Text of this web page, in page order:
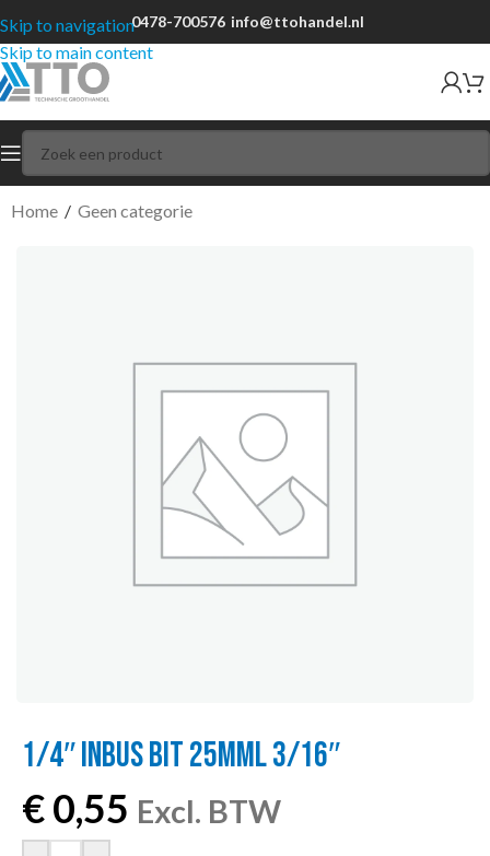
Skip to navigation
Skip to main content
0478-700576 info@ttohandel.nl
Home / Geen categorie
1/4″ INBUS BIT 25MML 3/16″
€0,55 Excl. BTW